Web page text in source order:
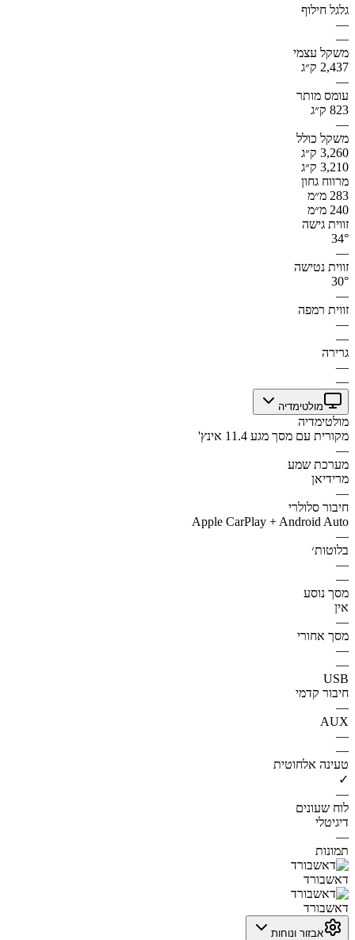
גלגל חילוף
—
—
משקל עצמי
2,437 ק״ג
—
עומס מותר
823 ק״ג
—
משקל כולל
3,260 ק״ג
3,210 ק״ג
מרווח גחון
283 מ״מ
240 מ״מ
זווית גישה
34°
—
זווית נטישה
30°
—
זווית רמפה
—
—
גרירה
—
—
מולטימדיה
מולטימדיה
מקורית עם מסך מגע 11.4 אינץ'
—
מערכת שמע
מרידיאן
—
חיבור סלולרי
Apple CarPlay + Android Auto
—
בלוטות׳
—
—
מסך נוסע
אין
—
מסך אחורי
—
—
USB
חיבור קדמי
—
AUX
—
—
טעינה אלחוטית
✓
—
לוח שעונים
דיגיטלי
—
תמונות
דאשבורד
דאשבורד
אבזור ונוחות